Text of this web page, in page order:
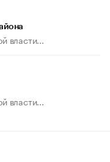
власти...
власти...